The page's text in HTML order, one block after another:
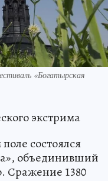
«Богатырская
экстрима
состоялся
объединивший
Сражение 1380